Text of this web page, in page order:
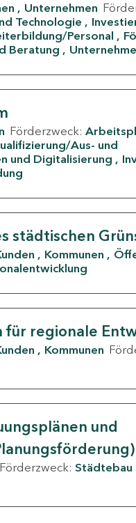
Unternehmen
Technologie
Personal
Beratung
Förderzweck:
Aus- und
und Digitalisierung
städtischen
Kommunen
regionale
Kommunen
und
Förderzweck: Städtebau